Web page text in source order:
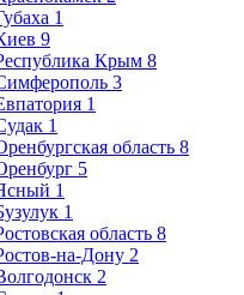
1
9
Крым 8
3
1
1
область 8
5
1
1
область 8
на-Дону 2
2